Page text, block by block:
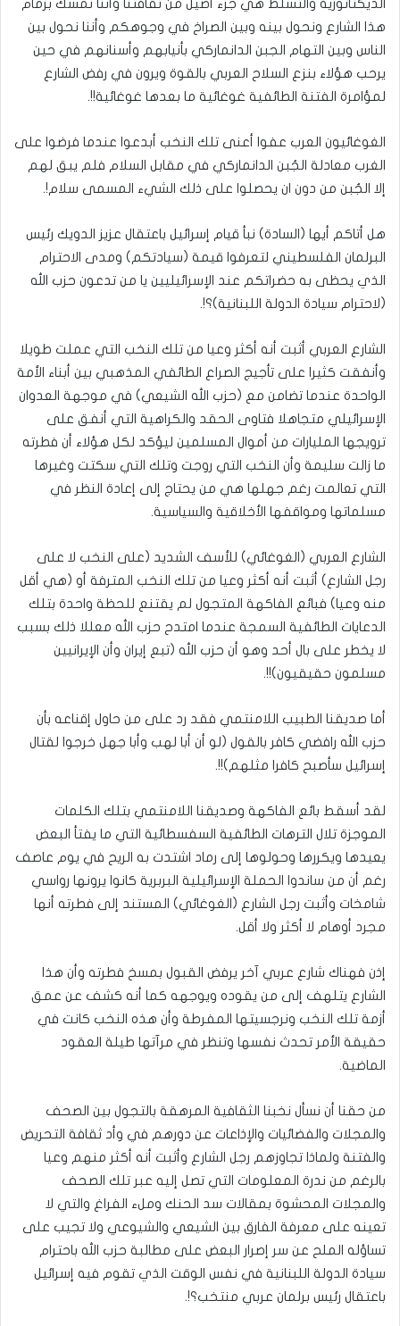
الديكتاتورية والتسلط هي جزء أصيل من ثقافتنا وأننا نمسك بزمام
هذا الشارع ونحول بينه وبين الصراخ في وجوهكم وأننا نحول بين
الناس وبين التهام الجبن الدانماركي بأنيابهم وأسنانهم في حين
يرحب هؤلاء بنزع السلاح العربي بالقوة ويرون في رفض الشارع
لمؤامرة الفتنة الطائفية غوغائية ما بعدها غوغائية!!.
الغوغائيون العرب عفوا أعنى تلك النخب أبدعوا عندما فرضوا على
الغرب معادلة الجُبن الدانماركي في مقابل السلام فلم يبق لهم
إلا الجُبن من دون ان يحصلوا على ذلك الشيء المسمى سلام!.
هل أتاكم أيها (السادة) نبأ قيام إسرائيل باعتقال عزيز الدويك رئيس
البرلمان الفلسطيني لتعرفوا قيمة (سيادتكم) ومدى الاحترام
الذي يحظى به حضراتكم عند الإسرائيليين يا من تدعون حزب الله
(لاحترام سيادة الدولة اللبنانية)؟!.
الشارع العربي أثبت أنه أكثر وعيا من تلك النخب التي عملت طويلا
وأنفقت كثيرا على تأجيج الصراع الطائفي المذهبي بين أبناء الأمة
الواحدة عندما تضامن مع (حزب الله الشيعي) في موجهة العدوان
الإسرائيلي متجاهلا فتاوى الحقد والكراهية التي أنفق على
ترويجها المليارات من أموال المسلمين ليؤكد لكل هؤلاء أن فطرته
ما زالت سليمة وأن النخب التي روجت وتلك التي سكتت وغيرها
التي تعالمت رغم جهلها هي من يحتاج إلى إعادة النظر في
مسلماتها ومواقفها الأخلاقية والسياسية.
الشارع العربي (الغوغائي) للأسف الشديد (على النخب لا على
رجل الشارع) أثبت أنه أكثر وعيا من تلك النخب المترفة أو (هي أقل
منه وعيا) فبائع الفاكهة المتجول لم يقتنع للحظة واحدة بتلك
الدعايات الطائفية السمجة عندما امتدح حزب الله معللا ذلك بسبب
لا يخطر على بال أحد وهو أن حزب الله (تبع إيران وأن الإيرانيين
مسلمون حقيقيون)!!.
أما صديقنا الطبيب اللامنتمي فقد رد على من حاول إقناعه بأن
حزب الله رافضي كافر بالقول (لو أن أبا لهب وأبا جهل خرجوا لقتال
إسرائيل سأصبح كافرا مثلهم)!!.
لقد أسقط بائع الفاكهة وصديقنا اللامنتمي بتلك الكلمات
الموجزة تلال الترهات الطائفية السفسطائية التي ما يفتأ البعض
يعيدها ويكررها وحولوها إلى رماد اشتدت به الريح في يوم عاصف
رغم أن من ساندوا الحملة الإسرائيلية البربرية كانوا يرونها رواسي
شامخات وأثبت رجل الشارع (الغوغائي) المستند إلى فطرته أنها
مجرد أوهام لا أكثر ولا أقل.
إذن فهناك شارع عربي آخر يرفض القبول بمسخ فطرته وأن هذا
الشارع يتلهف إلى من يقوده ويوجهه كما أنه كشف عن عمق
أزمة تلك النخب ونرجسيتها المفرطة وأن هذه النخب كانت في
حقيقة الأمر تحدث نفسها وتنظر في مرآتها طيلة العقود
الماضية.
من حقنا أن نسأل نخبنا الثقافية المرهقة بالتجول بين الصحف
والمجلات والفضائيات والإذاعات عن دورهم في وأد ثقافة التحريض
والفتنة ولماذا تجاوزهم رجل الشارع وأثبت أنه أكثر منهم وعيا
بالرغم من ندرة المعلومات التي تصل إليه عبر تلك الصحف
والمجلات المحشوة بمقالات سد الحنك وملء الفراغ والتي لا
تعينه على معرفة الفارق بين الشيعي والشيوعي ولا تجيب على
تساؤله الملح عن سر إصرار البعض على مطالبة حزب الله باحترام
سيادة الدولة اللبنانية في نفس الوقت الذي تقوم فيه إسرائيل
باعتقال رئيس برلمان عربي منتخب؟!.